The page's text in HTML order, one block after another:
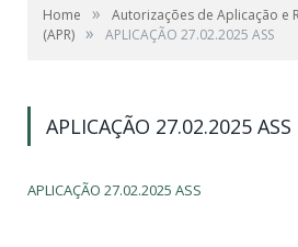
Home »
Autorizações de Aplicação e
(APR) » APLICAÇÃO 27.02.2025 ASS
APLICAÇÃO 27.02.2025 ASS
APLICAÇÃO 27.02.2025 ASS